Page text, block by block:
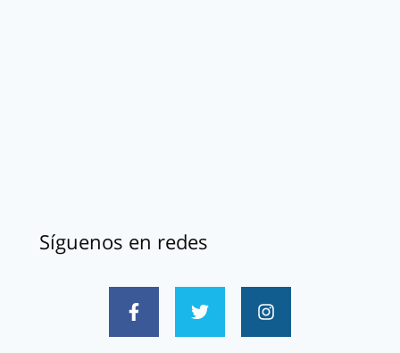
Síguenos en redes